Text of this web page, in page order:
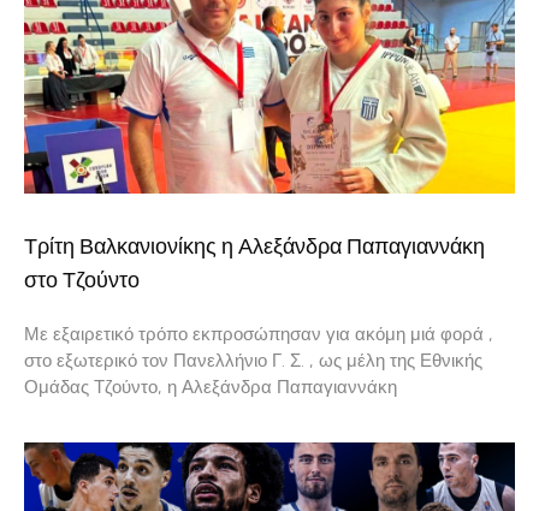
Τρίτη Βαλκανιονίκης η Αλεξάνδρα Παπαγιαννάκη
στο Τζούντο
Με εξαιρετικό τρόπο εκπροσώπησαν για ακόμη μιά φορά ,
στο εξωτερικό τον Πανελλήνιο Γ. Σ. , ως μέλη της Εθνικής
Ομάδας Τζούντο, η Αλεξάνδρα Παπαγιαννάκη